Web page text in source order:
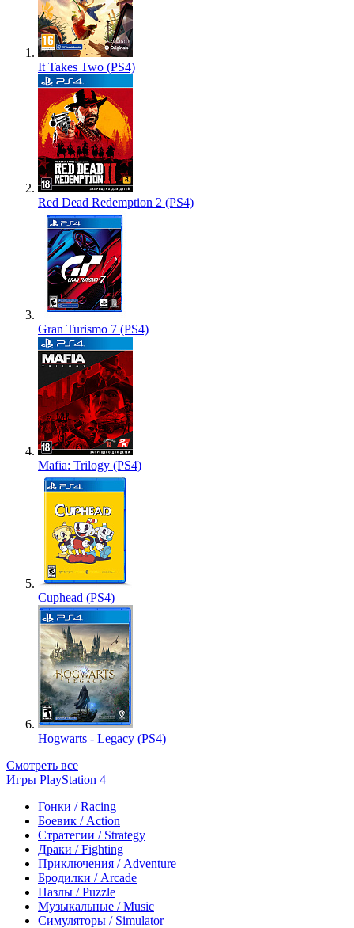
It Takes Two (PS4)
Red Dead Redemption 2 (PS4)
Gran Turismo 7 (PS4)
Mafia: Trilogy (PS4)
Cuphead (PS4)
Hogwarts - Legacy (PS4)
Смотреть все
Игры PlayStation 4
Гонки / Racing
Боевик / Action
Стратегии / Strategy
Драки / Fighting
Приключения / Adventure
Бродилки / Arcade
Пазлы / Puzzle
Музыкальные / Music
Симуляторы / Simulator